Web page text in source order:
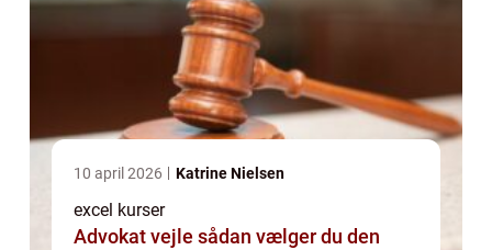
10 april 2026 Katrine Nielsen
excel kurser
Advokat vejle sådan vælger du den